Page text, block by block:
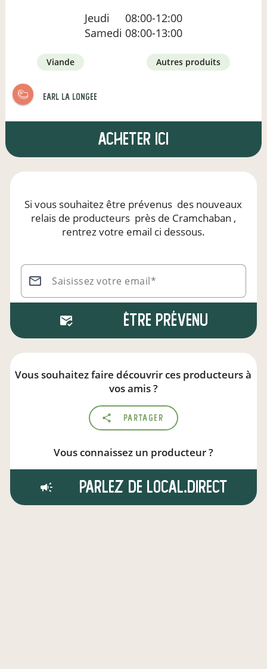
Jeudi
08:00-12:00
Samedi 08:00-13:00
viande autres produits
earl la longee
Acheter ici
Si vous souhaitez être prévenus des nouveaux
relais de producteurs près de Cramchaban ,
rentrez votre email ci dessous.
Saisissez votre email*
Être prévenu
Vous souhaitez faire découvrir ces producteurs à
vos amis ?
Partager
Vous connaissez un producteur ?
Parlez de local.direct